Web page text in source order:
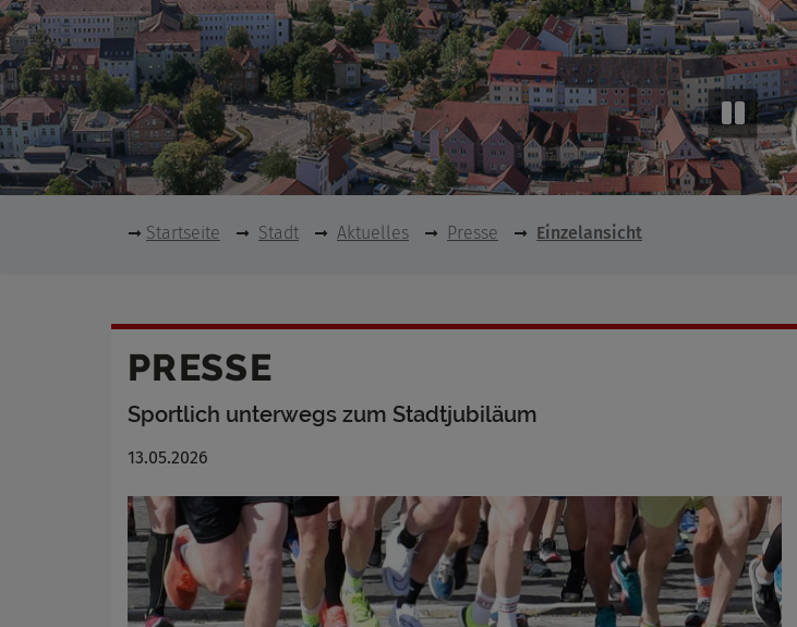
Startseite Stadt Aktuelles Presse Einzelansicht
PRESSE
Sportlich unterwegs zum Stadtjubiläum
13.05.2026